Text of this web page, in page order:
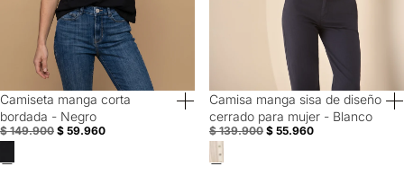
60% Off
Camiseta manga corta
bordada - Negro
$ 149.900 $ 59.960
60% Off
Camisa manga sisa de diseño
cerrado para mujer - Blanco
$ 139.900 $ 55.960